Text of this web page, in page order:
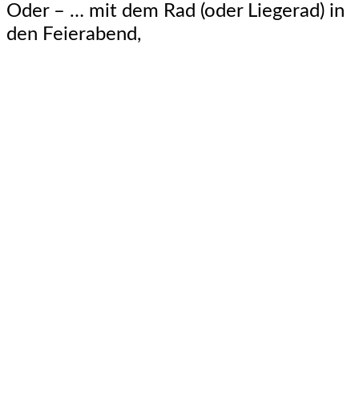
Oder – … mit dem Rad (oder Liegerad) in
den Feierabend,